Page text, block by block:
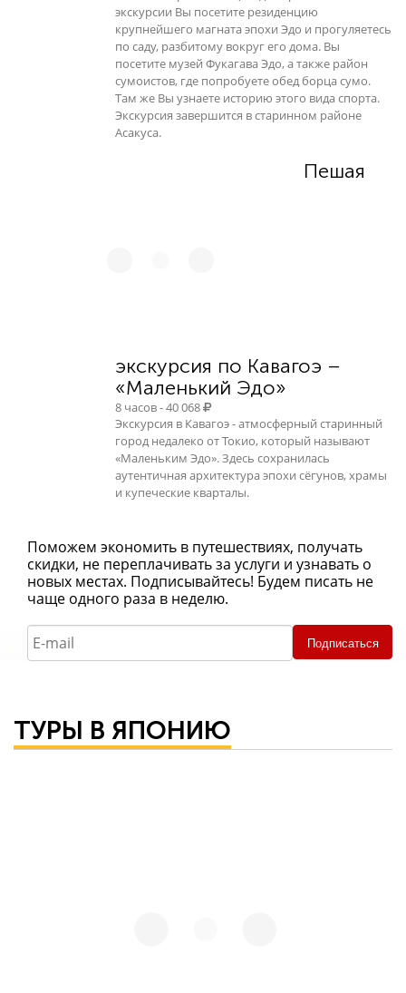
экскурсии Вы посетите резиденцию
крупнейшего магната эпохи Эдо и прогуляетесь
по саду, разбитому вокруг его дома. Вы
посетите музей Фукагава Эдо, а также район
сумоистов, где попробуете обед борца сумо.
Там же Вы узнаете историю этого вида спорта.
Экскурсия завершится в старинном районе
Асакуса.
Пешая
экскурсия по Кавагоэ –
«Маленький Эдо»
8 часов - 40 068
Экскурсия в Кавагоэ - атмосферный старинный
город недалеко от Токио, который называют
«Маленьким Эдо». Здесь сохранилась
аутентичная архитектура эпохи сёгунов, храмы
и купеческие кварталы.
Поможем экономить в путешествиях, получать
скидки, не переплачивать за услуги и узнавать о
новых местах. Подписывайтесь! Будем писать не
чаще одного раза в неделю.
Подписаться
ТУРЫ В ЯПОНИЮ